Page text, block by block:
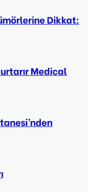
Dikkat:
Medical